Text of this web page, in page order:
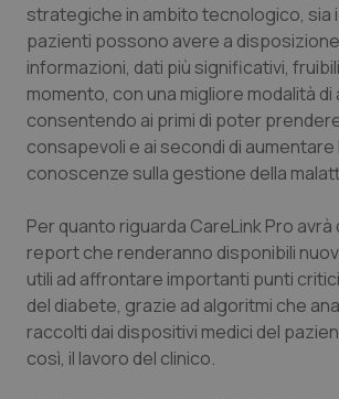
Provincia Autonoma di Trento
Puglia
Sardegna
Toscana
Umbria
Valle D’Aosta
Ipertensione & Scompenso
Malattie rare
Malattia di Crohn &
Obesità
Oftalmologia
Oncodermatologia
strategiche in ambito tecnologico, sia i
pazienti possono avere a
informazioni, dati più significativi,
momento, con una migliore modalità
consentendo ai primi di poter
consapevoli e ai secondi di
conoscenze sulla gestione della
Per quanto riguarda CareLink Pro
report che renderanno disponibili
utili ad affrontare importanti punti
del diabete, grazie ad algoritmi che
raccolti dai dispositivi medici del
così, il lavoro del clinico.